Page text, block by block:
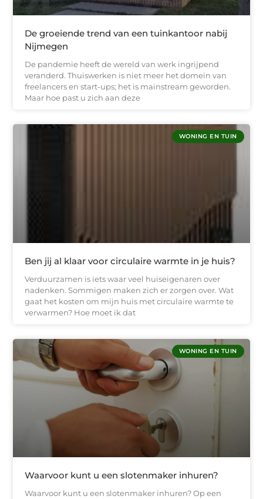
De groeiende trend van een tuinkantoor nabij
Nijmegen
De pandemie heeft de wereld van werk ingrijpend
veranderd. Thuiswerken is niet meer het domein van
freelancers en start-ups; het is mainstream geworden.
Maar hoe past u zich aan deze
WONING EN TUIN
Ben jij al klaar voor circulaire warmte in je huis?
Verduurzamen is iets waar veel huiseigenaren over
nadenken. Sommigen maken zich er zorgen over. Wat
gaat het kosten om mijn huis met circulaire warmte te
verwarmen? Hoe moet ik dat
WONING EN TUIN
Waarvoor kunt u een slotenmaker inhuren?
Waarvoor kunt u een slotenmaker inhuren? Op een